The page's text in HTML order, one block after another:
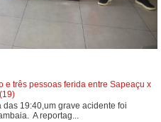
e três pessoas ferida entre Sapeaçu x
19:40,um grave acidente foi
A reportag...